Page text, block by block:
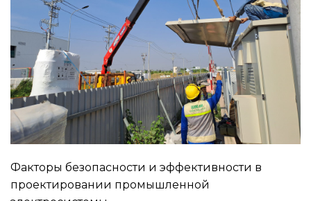
Факторы безопасности и эффективности в
проектировании промышленной